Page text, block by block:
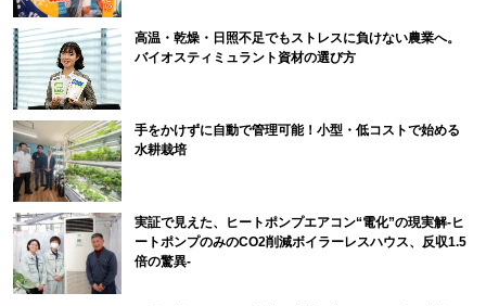
高温・乾燥・日照不足でもストレスに負けない農業へ。
バイオスティミュラント資材の選び方
手をかけずに自動で管理可能！小型・低コストで始める
水耕栽培
実証で見えた、ヒートポンプエアコン“電化”の現実解-ヒ
ートポンプのみのCO2削減ボイラーレスハウス、反収1.5
倍の驚異-